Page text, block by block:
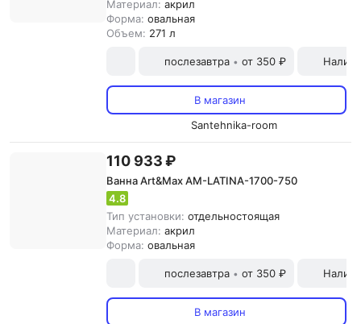
Материал: акрил
Форма: овальная
Объем: 271 л
послезавтра • от 350 ₽
В магазин
Santehnika-room
110 933 ₽
Ванна Art&Max AM-LATINA-1700-750
4.8
Тип установки: отдельностоящая
Материал: акрил
Форма: овальная
послезавтра • от 350 ₽
В магазин